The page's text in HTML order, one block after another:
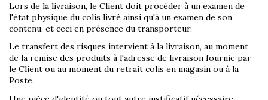
Lors de la livraison, le Client doit procéder à un examen de
l'état physique du colis livré ainsi qu'à un examen de son
contenu, et ceci en présence du transporteur.
Le transfert des risques intervient à la livraison, au moment
de la remise des produits à l'adresse de livraison fournie par
le Client ou au moment du retrait colis en magasin ou à la
Poste.